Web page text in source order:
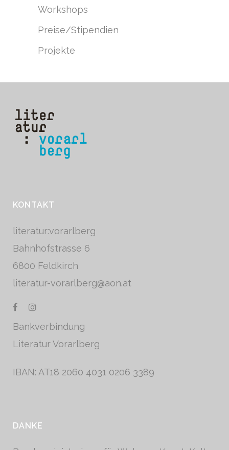
Workshops
Preise/Stipendien
Projekte
KONTAKT
literatur:vorarlberg
Bahnhofstrasse 6
6800 Feldkirch
literatur-vorarlberg@aon.at
Bankverbindung
Literatur Vorarlberg
IBAN: AT18 2060 4031 0206 3389
DANKE